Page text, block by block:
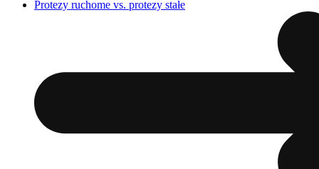
Protezy ruchome vs. protezy stałe